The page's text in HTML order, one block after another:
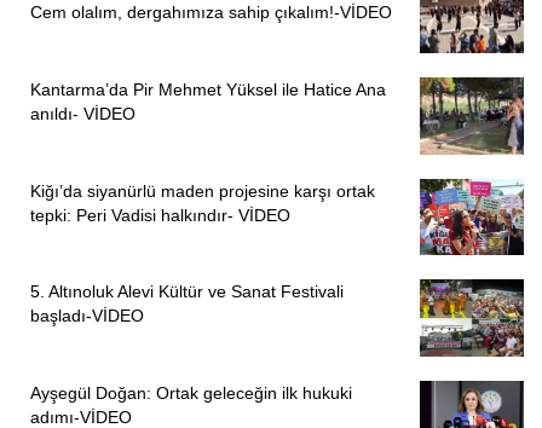
Cem olalım, dergahımıza sahip çıkalım!-VİDEO
Kantarma’da Pir Mehmet Yüksel ile Hatice Ana
anıldı- VİDEO
Kiğı’da siyanürlü maden projesine karşı ortak
tepki: Peri Vadisi halkındır- VİDEO
5. Altınoluk Alevi Kültür ve Sanat Festivali
başladı-VİDEO
Ayşegül Doğan: Ortak geleceğin ilk hukuki
adımı-VİDEO